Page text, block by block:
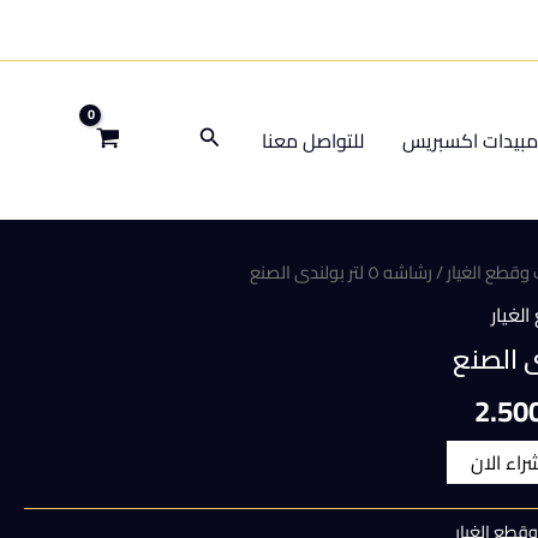
اكسبريس للتواصل معنا البحث
الغيار/ رشاشه ٥ لتر بولندى الصنع
الحالي
هو:
الان
الغيار